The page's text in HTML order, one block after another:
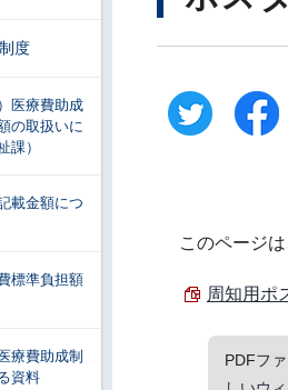
このページ
周知用ポ
PDFフ
度
医療費助成
の取扱いに
課）
載金額につ
標準負担額
療費助成制
資料